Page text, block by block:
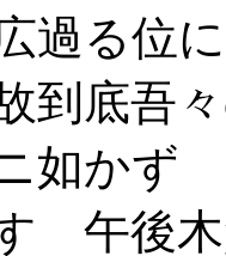
過る位
到底吾
如かず
午後木